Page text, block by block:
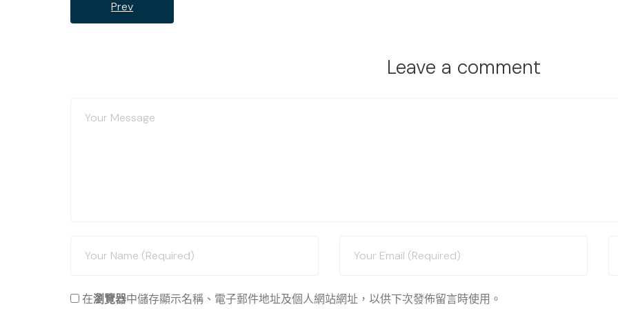
Prev
Leave a comment
在瀏覽器中儲存顯示名稱、電子郵件地址及個人網站網址，以供下次發佈留言時使用。